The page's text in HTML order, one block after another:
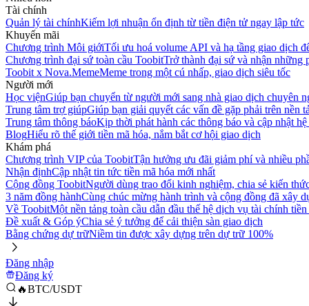
Tài chính
Quản lý tài chínhKiếm lợi nhuận ổn định từ tiền điện tử ngay lập tức
Khuyến mãi
Chương trình Môi giớiTối ưu hoá volume API và hạ tầng giao dịch
Chương trình đại sứ toàn cầu ToobitTrở thành đại sứ và nhận những
Toobit x Nova.MemeMeme trong một cú nhấp, giao dịch siêu tốc
Người mới
Học việnGiúp bạn chuyển từ người mới sang nhà giao dịch chuyên
Trung tâm trợ giúpGiúp bạn giải quyết các vấn đề gặp phải trên nền
Trung tâm thông báoKịp thời phát hành các thông báo và cập nhật
BlogHiểu rõ thế giới tiền mã hóa, nắm bắt cơ hội giao dịch
Khám phá
Chương trình VIP của ToobitTận hưởng ưu đãi giảm phí và nhiều
Nhận địnhCập nhật tin tức tiền mã hóa mới nhất
Cộng đồng ToobitNgười dùng trao đổi kinh nghiệm, chia sẻ kiến
3 năm đồng hànhCùng chúc mừng hành trình và cộng đồng đã xây
Về ToobitMột nền tảng toàn cầu dẫn đầu thế hệ dịch vụ tài chính
Đề xuất & Góp ýChia sẻ ý tưởng để cải thiện sàn giao dịch
Bằng chứng dự trữNiềm tin được xây dựng trên dự trữ 100%
Đăng nhập
Đăng ký
🔥BTC/USDT